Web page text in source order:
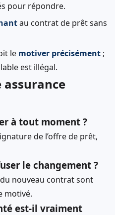
pour répondre.
au contrat de prêt sans
le motiver précisément ;
est illégal.
assurance
à tout moment ?
de l’offre de prêt,
le changement ?
nouveau contrat sont
motivé.
est-il vraiment